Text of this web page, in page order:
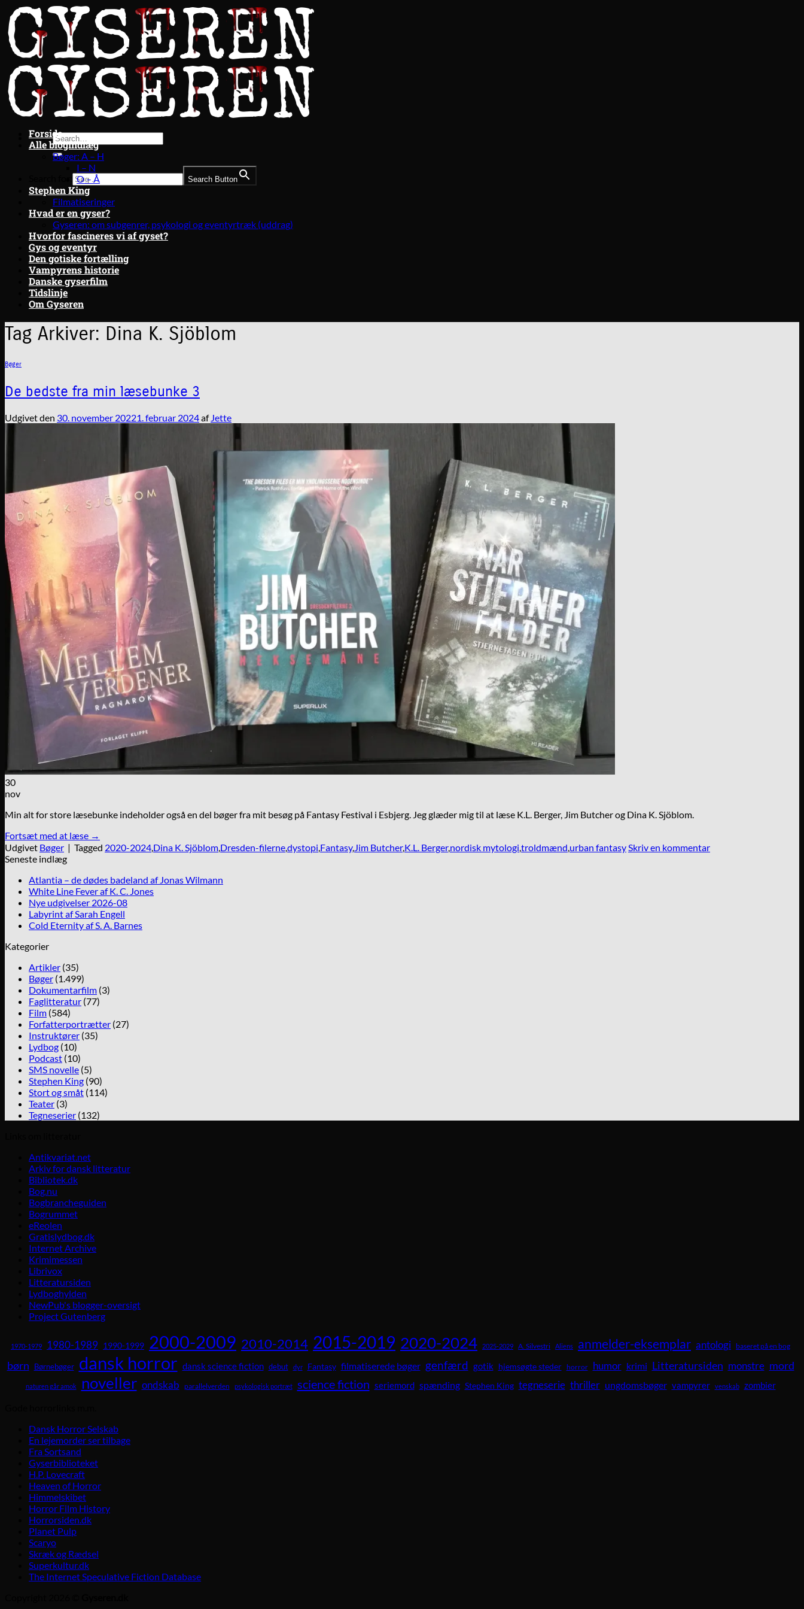
Fortsæt
til
indhold
Search Button
Forside
Alle blogindlæg
Bøger: A – H
I – N
O – Å
Stephen King
Filmatiseringer
Hvad er en gyser?
Gyseren: om subgenrer, psykologi og eventyrtræk (uddrag)
Hvorfor fascineres vi af gyset?
Gys og eventyr
Den gotiske fortælling
Vampyrens historie
Danske gyserfilm
Tidslinje
Om Gyseren
Tag Arkiver: Dina K. Sjöblom
Bøger
De bedste fra min læsebunke 3
Udgivet den 30. november 20221. februar 2024af Jette
30
nov
Min alt for store læsebunke indeholder også en del bøger fra mit besøg på Fantasy Festival i Esbjerg. Jeg glæder mig til at læse K.L. Berger, Jim Butcher og Dina K. Sjöblom.
Fortsæt med at læse →
Udgivet Bøger | Tagged 2020-2024,Dina K. Sjöblom,Dresden-filerne,dystopi,Fantasy,Jim Butcher,K.L. Berger,nordisk mytologi,troldmænd,urban fantasySkriv en kommentar
Seneste indlæg
Atlantia – de dødes badeland af Jonas Wilmann
White Line Fever af K. C. Jones
Nye udgivelser 2026-08
Labyrint af Sarah Engell
Cold Eternity af S. A. Barnes
Kategorier
Artikler (35)
Bøger (1.499)
Dokumentarfilm (3)
Faglitteratur (77)
Film (584)
Forfatterportrætter (27)
Instruktører (35)
Lydbog (10)
Podcast (10)
SMS novelle (5)
Stephen King (90)
Stort og småt (114)
Teater (3)
Tegneserier (132)
Antikvariat.net
Arkiv for dansk litteratur
Bibliotek.dk
Bog.nu
Bogbrancheguiden
Bogrummet
eReolen
Gratislydbog.dk
Internet Archive
Krimimessen
Librivox
Litteratursiden
Lydboghylden
NewPub's blogger-oversigt
Project Gutenberg
1970-1979 1980-1989 1990-1999 2000-2009 2010-2014 2015-2019 2020-2024 2025-2029 A. Silvestri Aliens anmelder-eksemplar antologi baseret på en bog
børn Børnebøger dansk horror dansk science fiction debut dyr Fantasy filmatiserede bøger genfærd gotik hjemsøgte steder horror humor krimi Litteratursiden monstre mord
naturen går amok noveller ondskab parallelverden psykologisk portræt science fiction seriemord spænding Stephen King tegneserie thriller ungdomsbøger vampyrer venskab zombier
Dansk Horror Selskab
En lejemorder ser tilbage
Fra Sortsand
Gyserbiblioteket
H.P. Lovecraft
Heaven of Horror
Himmelskibet
Horror Film History
Horrorsiden.dk
Planet Pulp
Scaryo
Skræk og Rædsel
Superkultur.dk
The Internet Speculative Fiction Database